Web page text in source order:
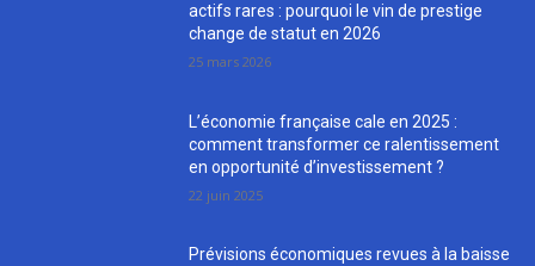
actifs rares : pourquoi le vin de prestige
change de statut en 2026
25 mars 2026
L’économie française cale en 2025 :
comment transformer ce ralentissement
en opportunité d’investissement ?
22 juin 2025
Prévisions économiques revues à la baisse